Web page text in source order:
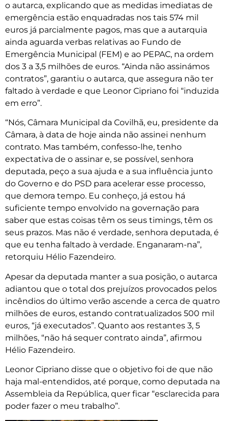
o autarca, explicando que as medidas imediatas de
emergência estão enquadradas nos tais 574 mil
euros já parcialmente pagos, mas que a autarquia
ainda aguarda verbas relativas ao Fundo de
Emergência Municipal (FEM) e ao PEPAC, na ordem
dos 3 a 3,5 milhões de euros. “Ainda não assinámos
contratos”, garantiu o autarca, que assegura não ter
faltado à verdade e que Leonor Cipriano foi “induzida
em erro”.
“Nós, Câmara Municipal da Covilhã, eu, presidente da
Câmara, à data de hoje ainda não assinei nenhum
contrato. Mas também, confesso-lhe, tenho
expectativa de o assinar e, se possível, senhora
deputada, peço a sua ajuda e a sua influência junto
do Governo e do PSD para acelerar esse processo,
que demora tempo. Eu conheço, já estou há
suficiente tempo envolvido na governação para
saber que estas coisas têm os seus timings, têm os
seus prazos. Mas não é verdade, senhora deputada, é
que eu tenha faltado à verdade. Enganaram-na”,
retorquiu Hélio Fazendeiro.
Apesar da deputada manter a sua posição, o autarca
adiantou que o total dos prejuízos provocados pelos
incêndios do último verão ascende a cerca de quatro
milhões de euros, estando contratualizados 500 mil
euros, “já executados”. Quanto aos restantes 3, 5
milhões, “não há sequer contrato ainda”, afirmou
Hélio Fazendeiro.
Leonor Cipriano disse que o objetivo foi de que não
haja mal-entendidos, até porque, como deputada na
Assembleia da República, quer ficar “esclarecida para
poder fazer o meu trabalho”.